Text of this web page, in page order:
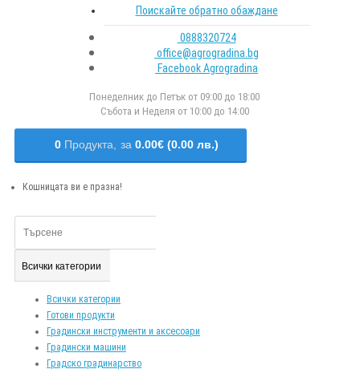
Поискайте обратно обаждане
0888320724
office@agrogradina.bg
Facebook Agrogradina
Понеделник до Петък от 09:00 до 18:00
Събота и Неделя от 10:00 до 14:00
0 Продукта, за 0.00€ (0.00 лв.)
Кошницата ви е празна!
Всички категории
Всички категории
Готови продукти
Градински инструменти и аксесоари
Градински машини
Градско градинарство